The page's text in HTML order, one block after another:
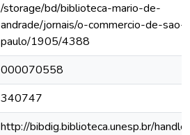
/storage/bd/biblioteca-mario-de-
andrade/jornais/o-commercio-de-sao-
paulo/1905/4388
000070558
340747
http://bibdig.biblioteca.unesp.br/